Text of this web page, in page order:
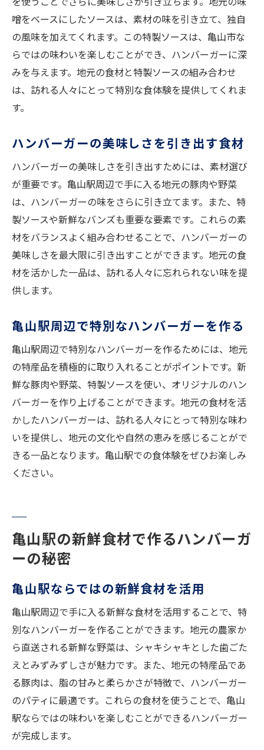
噌をベースにしたソースは、素材の味を引き立て、独自
の風味を加えてくれます。この特製ソースは、亀山市な
らではの味わいを楽しむことができ、ハンバーガーに深
みを与えます。地元の食材と特製ソースの組み合わせ
は、訪れる人々にとって特別な食体験を提供してくれま
す。
ハンバーガーの美味しさを引き出す食材
ハンバーガーの美味しさを引き出すためには、素材選び
が重要です。亀山駅周辺で手に入る地元の豚肉や野菜
は、ハンバーガーの味をさらに引き立てます。また、特
製ソースや新鮮なバンズも重要な要素です。これらの素
材をバランスよく組み合わせることで、ハンバーガーの
美味しさを最大限に引き出すことができます。地元の食
材を活かした一品は、訪れる人々に忘れられない味を提
供します。
亀山駅周辺で特別なハンバーガーを作る
亀山駅周辺で特別なハンバーガーを作るためには、地元
の特産品を積極的に取り入れることがポイントです。新
鮮な豚肉や野菜、特製ソースを使い、オリジナルのハン
バーガーを作り上げることができます。地元の食材を活
かしたハンバーガーは、訪れる人々にとって特別な味わ
いを提供し、地元の文化や自然の恵みを感じることがで
きる一品となります。亀山駅での食体験をぜひお楽しみ
ください。
亀山駅の新鮮食材で作るハンバーガ
ーの秘密
亀山駅ならではの新鮮食材を活用
亀山駅周辺で手に入る新鮮な食材を活用することで、特
別なハンバーガーを作ることができます。地元の農家か
ら直送される新鮮な野菜は、シャキシャキとした歯ごた
えとみずみずしさが魅力です。また、地元の特産品であ
る豚肉は、脂の甘みと柔らかさが特徴で、ハンバーガー
のパティに最適です。これらの食材を使うことで、亀山
駅ならではの味わいを楽しむことができるハンバーガー
が完成します。